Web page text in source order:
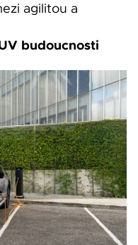
agilitou a
budoucnosti